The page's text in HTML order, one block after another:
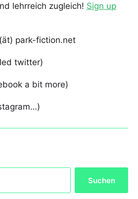
lehrreich zugleich! Sign up
park-fiction.net
twitter)
a bit more)